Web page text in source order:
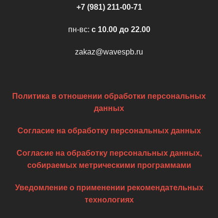
+7 (981) 211-00-71
пн-вс: c 10.00 до 22.00
zakaz@wavespb.ru
Политика в отношении обработки персональных
данных
Согласие на обработку персональных данных
Согласие на обработку персональных данных,
собираемых метрическими программами
Уведомление о применении рекомендательных
технологиях